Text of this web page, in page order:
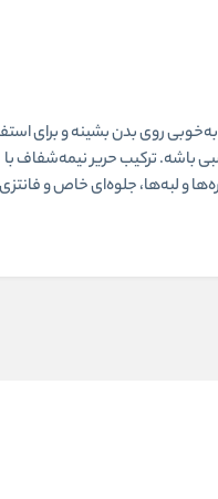
روی بدن بشینه و برای
باشه. ترکیب حریر نیمه‌شفاف با
و لبه‌ها، جلوه‌ای خاص و